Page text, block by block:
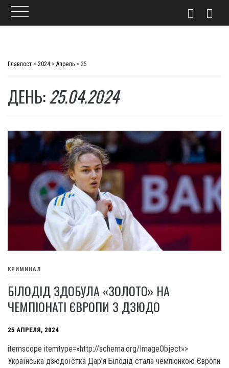
Главпост > 2024 > Апрель > 25
ДЕНЬ:25.04.2024
КРИМИНАЛ
БІЛОДІД ЗДОБУЛА «ЗОЛОТО» НА
ЧЕМПІОНАТІ ЄВРОПИ З ДЗЮДО
25 АПРЕЛЯ, 2024
itemscope itemtype=»http://schema.org/ImageObject»>
Українська дзюдоїстка Дар'я Білодід стала чемпіонкою Європи